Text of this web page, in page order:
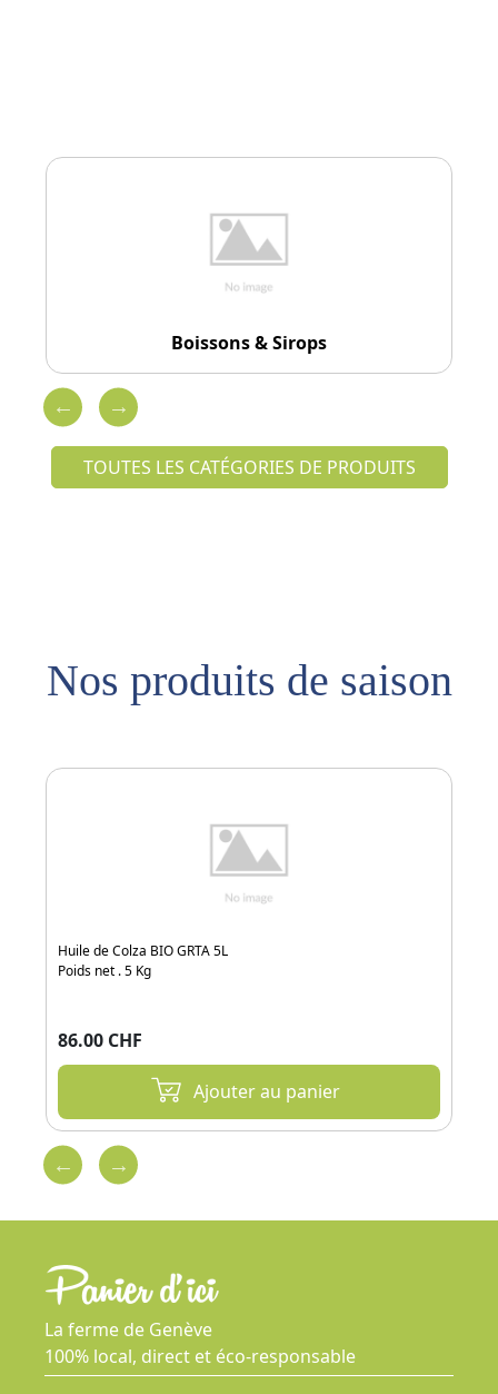
Boissons & Sirops
TOUTES LES CATÉGORIES DE PRODUITS
Nos produits de saison
Huile de Colza BIO GRTA 5L
Poids net . 5 Kg
86.00 CHF
Ajouter au panier
La ferme de Genève
100% local, direct et éco-responsable